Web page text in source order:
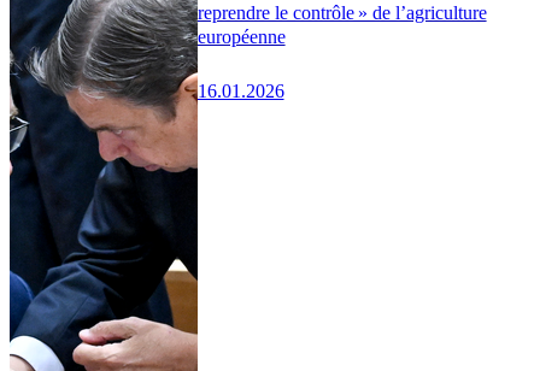
reprendre le contrôle » de l’agriculture
européenne
16.01.2026